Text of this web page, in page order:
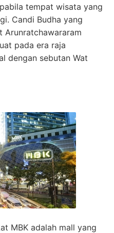
tempat wisata yang
Candi Budha yang
Arunratchawararam
pada era raja
dengan sebutan Wat
MBK adalah mall yang